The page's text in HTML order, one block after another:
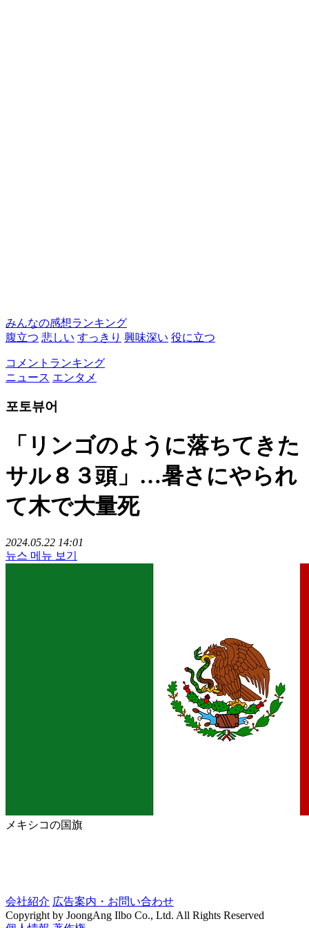
みんなの感想ランキング
腹立つ 悲しい すっきり 興味深い 役に立つ
コメントランキング
ニュース エンタメ
포토뷰어
「リンゴのように落ちてきた
サル８３頭」…暑さにやられ
て木で大量死
2024.05.22 14:01
뉴스 메뉴 보기
メキシコの国旗
会社紹介 広告案内・お問い合わせ
Copyright by JoongAng Ilbo Co., Ltd. All Rights Reserved